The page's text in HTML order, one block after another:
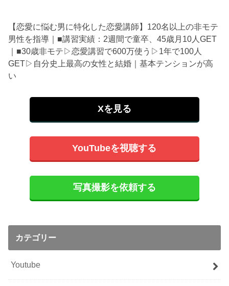
【恋愛に悩む男に特化した恋愛講師】120名以上の非モテ
男性を指導｜■講習実績：2週間で童卒、45歳月10人GET
｜■30歳非モテ▷恋愛講習で600万使う▷1年で100人
GET▷自分史上最高の女性と結婚｜基本テンションが高
い
Xを見る
YouTubeを視聴する
写真撮影を依頼する
カテゴリー
Youtube